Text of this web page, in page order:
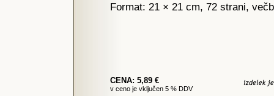
Format: 21 × 21 cm, 72 strani,
CENA: 5,89 €
v ceno je vključen 5 % DDV